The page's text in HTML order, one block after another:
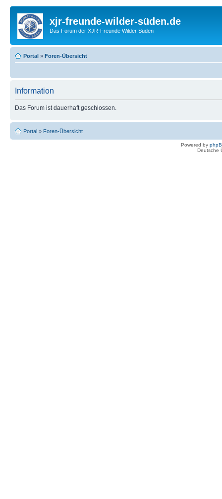
xjr-freunde-wilder-süden.de
Das Forum der XJR-Freunde Wilder Süden
Portal » Foren-Übersicht
Information
Das Forum ist dauerhaft geschlossen.
Portal » Foren-Übersicht
Powered by
Deutsche